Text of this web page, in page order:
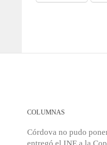
COLUMNAS
Córdova no pudo